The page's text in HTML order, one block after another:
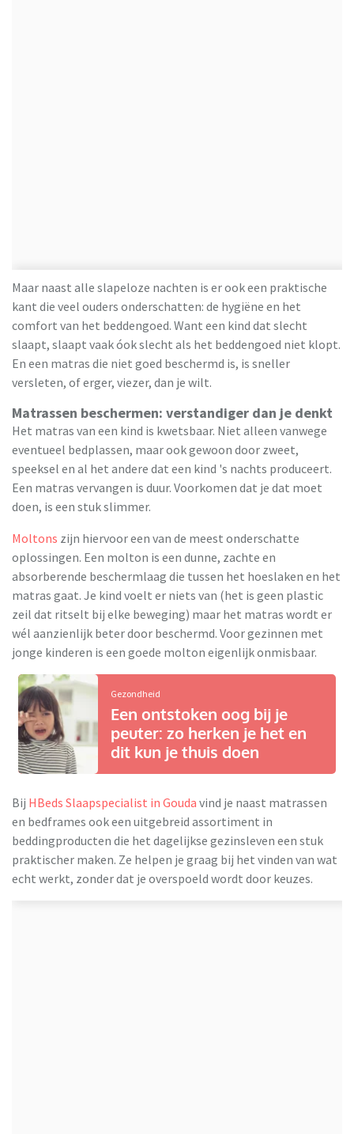
Maar naast alle slapeloze nachten is er ook een praktische
kant die veel ouders onderschatten: de hygiëne en het
comfort van het beddengoed. Want een kind dat slecht
slaapt, slaapt vaak óok slecht als het beddengoed niet klopt.
En een matras die niet goed beschermd is, is sneller
versleten, of erger, viezer, dan je wilt.
Matrassen beschermen: verstandiger dan je denkt
Het matras van een kind is kwetsbaar. Niet alleen vanwege
eventueel bedplassen, maar ook gewoon door zweet,
speeksel en al het andere dat een kind 's nachts produceert.
Een matras vervangen is duur. Voorkomen dat je dat moet
doen, is een stuk slimmer.
Moltons zijn hiervoor een van de meest onderschatte
oplossingen. Een molton is een dunne, zachte en
absorberende beschermlaag die tussen het hoeslaken en het
matras gaat. Je kind voelt er niets van (het is geen plastic
zeil dat ritselt bij elke beweging) maar het matras wordt er
wél aanzienlijk beter door beschermd. Voor gezinnen met
jonge kinderen is een goede molton eigenlijk onmisbaar.
Gezondheid
Een ontstoken oog bij je
peuter: zo herken je het en
dit kun je thuis doen
Bij HBeds Slaapspecialist in Gouda vind je naast matrassen
en bedframes ook een uitgebreid assortiment in
beddingproducten die het dagelijkse gezinsleven een stuk
praktischer maken. Ze helpen je graag bij het vinden van wat
echt werkt, zonder dat je overspoeld wordt door keuzes.